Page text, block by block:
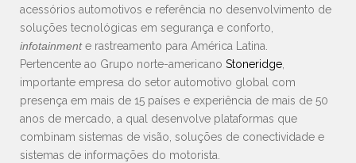
acessórios automotivos e referência no desenvolvimento de
soluções tecnológicas em segurança e conforto,
infotainmente rastreamento para América Latina.
Pertencente ao Grupo norte-americano Stoneridge
importante empresa do setor automotivo global com
presença em mais de 15 países e experiência de mais de 50
anos de mercado, a qual desenvolve plataformas que
combinam sistemas de visão, soluções de conectividade e
sistemas de informações do motorista.